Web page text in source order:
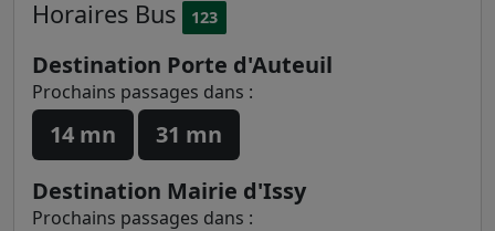
Horaires Bus 123
Destination Porte d'Auteuil
Prochains passages dans :
14 mn
31 mn
Destination Mairie d'Issy
Prochains passages dans :